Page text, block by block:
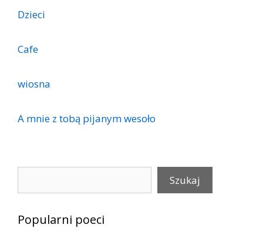
Dzieci
Cafe
wiosna
A mnie z tobą pijanym wesoło
Szukaj
Popularni poeci